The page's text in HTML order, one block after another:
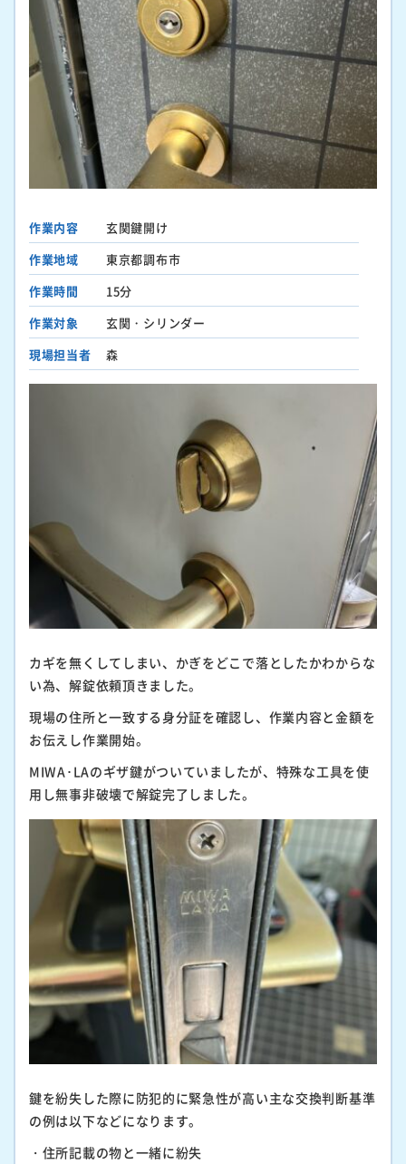
作業内容
玄関鍵開け
作業地域
東京都調布市
作業時間
15分
作業対象
玄関・シリンダー
現場担当者
森
カギを無くしてしまい、かぎをどこで落としたかわからな
い為、解錠依頼頂きました。
現場の住所と一致する身分証を確認し、作業内容と金額を
お伝えし作業開始。
MIWA･LAのギザ鍵がついていましたが、特殊な工具を使
用し無事非破壊で解錠完了しました。
鍵を紛失した際に防犯的に緊急性が高い主な交換判断基準
の例は以下などになります。
・住所記載の物と一緒に紛失